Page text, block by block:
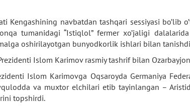
Kengashining navbatdan tashqari sessiyasi bo’lib
tumanidagi “Istiqlol” fermer xo’jaligi
oshirilayotgan bunyodkorlik ishlari bilan
Islom Karimov rasmiy tashrif bilan
Islom Karimovga Oqsaroyda Germaniya
va muxtor elchilari etib tayinlangan –
topshirdi.